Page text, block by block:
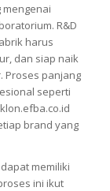
R&D
harus
dan siap naik
Proses panjang
seperti
brand yang
memiliki
ini ikut